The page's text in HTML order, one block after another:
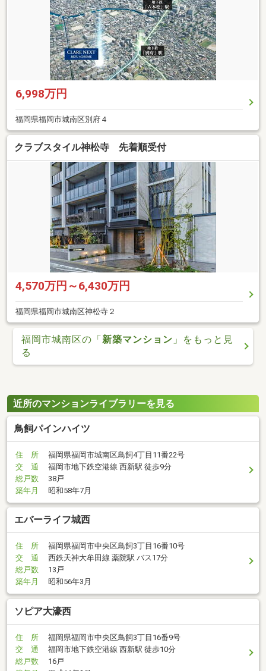
6,998万円
福岡県福岡市城南区別府４
クラブスタイル神松寺 先着順受付
4,570万円～6,430万円
福岡県福岡市城南区神松寺２
福岡市城南区の「新築マンション 」をもっと見
る
近所のマンションライブラリーを見る
鳥飼パインハイツ
住 所
福岡県福岡市城南区鳥飼4丁目11番22号
交 通
福岡市地下鉄空港線 西新駅 徒歩9分
総戸数
38戸
築年月
昭和58年7月
エバーライフ城西
住 所
福岡県福岡市中央区鳥飼3丁目16番10号
交 通
西鉄天神大牟田線 薬院駅 バス17分
総戸数
13戸
築年月
昭和56年3月
ソピア大濠西
住 所
福岡県福岡市中央区鳥飼3丁目16番9号
交 通
福岡市地下鉄空港線 西新駅 徒歩10分
総戸数
16戸